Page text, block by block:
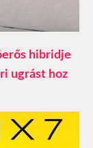
hibridje
ugrást hoz